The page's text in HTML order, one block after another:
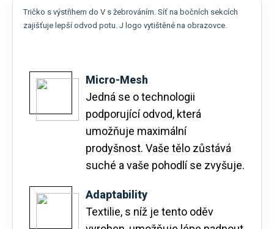
Tričko s výstřihem do V s žebrováním. Síť na bočních sekcích
zajišťuje lepší odvod potu. J logo vytištěné na obrazovce.
Micro-Mesh
Jedná se o technologii
podporující odvod, která
umožňuje maximální
prodyšnost. Vaše tělo zůstává
suché a vaše pohodlí se zvyšuje.
Adaptability
Textilie, s níž je tento oděv